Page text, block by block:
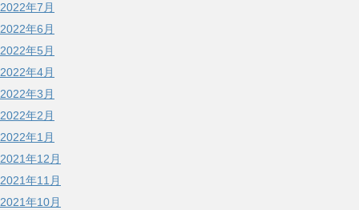
2022年7月
2022年6月
2022年5月
2022年4月
2022年3月
2022年2月
2022年1月
2021年12月
2021年11月
2021年10月